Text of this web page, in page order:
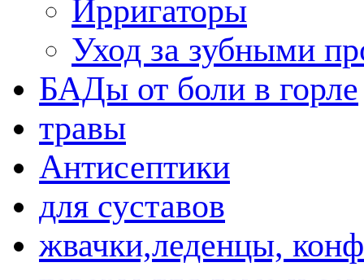
Ирригаторы
Уход за зубными
БАДы от боли в горле
травы
Антисептики
для суставов
жвачки,леденцы,